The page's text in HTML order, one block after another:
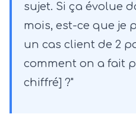
sujet. Si ça évolue
mois, est-ce que je
un cas client de 2
comment on a fait
chiffré] ?"